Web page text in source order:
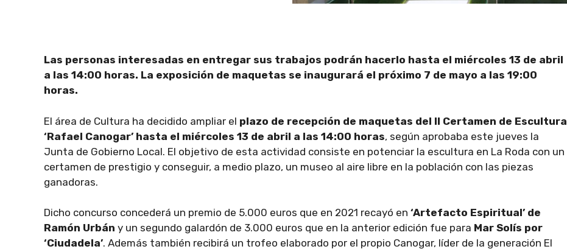
Las personas interesadas en entregar sus trabajos podrán hacerlo hasta el miércoles 13 de abril
a las 14:00 horas. La exposición de maquetas se inaugurará el próximo 7 de mayo a las 19:00
horas.
El área de Cultura ha decidido ampliar el plazo de recepción de maquetas del II Certamen de Escultura
‘Rafael Canogar’ hasta el miércoles 13 de abril a las 14:00 horas, según aprobaba este jueves la
Junta de Gobierno Local. El objetivo de esta actividad consiste en potenciar la escultura en La Roda con un
certamen de prestigio y conseguir, a medio plazo, un museo al aire libre en la población con las piezas
ganadoras.
Dicho concurso concederá un premio de 5.000 euros que en 2021 recayó en ‘Artefacto Espiritual’ de
Ramón Urbán y un segundo galardón de 3.000 euros que en la anterior edición fue para Mar Solís por
‘Ciudadela’. Además también recibirá un trofeo elaborado por el propio Canogar, líder de la generación El